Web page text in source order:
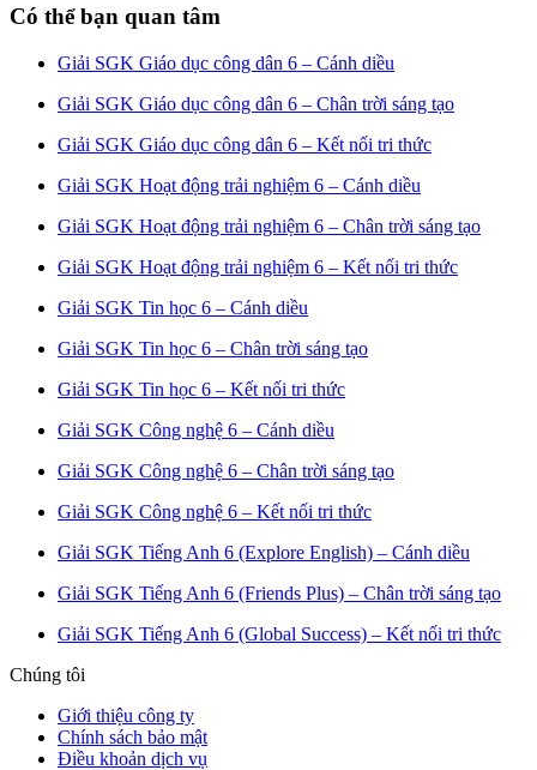
Có thể bạn quan tâm
Giải SGK Giáo dục công dân 6 – Cánh diều
Giải SGK Giáo dục công dân 6 – Chân trời sáng tạo
Giải SGK Giáo dục công dân 6 – Kết nối tri thức
Giải SGK Hoạt động trải nghiệm 6 – Cánh diều
Giải SGK Hoạt động trải nghiệm 6 – Chân trời sáng tạo
Giải SGK Hoạt động trải nghiệm 6 – Kết nối tri thức
Giải SGK Tin học 6 – Cánh diều
Giải SGK Tin học 6 – Chân trời sáng tạo
Giải SGK Tin học 6 – Kết nối tri thức
Giải SGK Công nghệ 6 – Cánh diều
Giải SGK Công nghệ 6 – Chân trời sáng tạo
Giải SGK Công nghệ 6 – Kết nối tri thức
Giải SGK Tiếng Anh 6 (Explore English) – Cánh diều
Giải SGK Tiếng Anh 6 (Friends Plus) – Chân trời sáng tạo
Giải SGK Tiếng Anh 6 (Global Success) – Kết nối tri thức
Chúng tôi
Giới thiệu công ty
Chính sách bảo mật
Điều khoản dịch vụ